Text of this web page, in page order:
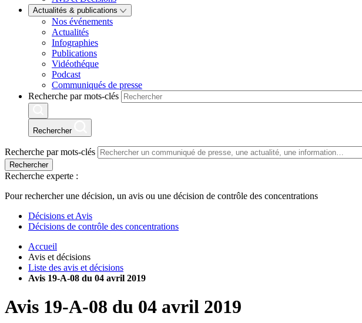
Actualités & publications
Nos événements
Actualités
Infographies
Publications
Vidéothéque
Podcast
Communiqués de presse
Recherche par mots-clés
Rechercher
Recherche par mots-clés
Rechercher
Recherche experte :
Pour rechercher une décision, un avis ou une décision de contrôle des concentrations
Décisions et Avis
Décisions de contrôle des concentrations
Accueil
Avis et décisions
Liste des avis et décisions
Avis 19-A-08 du 04 avril 2019
Avis 19-A-08 du 04 avril 2019